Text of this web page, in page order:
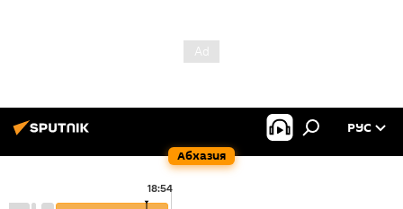
Абхазия
РУС
18:54